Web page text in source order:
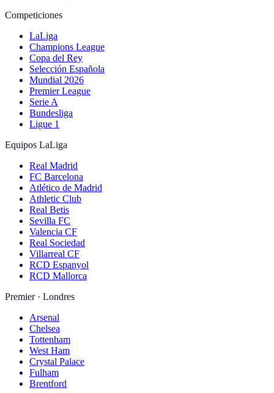
Competiciones
LaLiga
Champions League
Copa del Rey
Selección Española
Mundial 2026
Premier League
Serie A
Bundesliga
Ligue 1
Equipos LaLiga
Real Madrid
FC Barcelona
Atlético de Madrid
Athletic Club
Real Betis
Sevilla FC
Valencia CF
Real Sociedad
Villarreal CF
RCD Espanyol
RCD Mallorca
Premier · Londres
Arsenal
Chelsea
Tottenham
West Ham
Crystal Palace
Fulham
Brentford